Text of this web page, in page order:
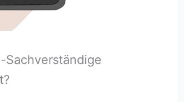
Sachverständige